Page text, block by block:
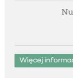
Więcej